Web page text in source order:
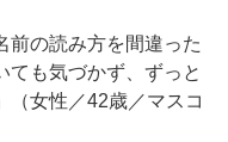
前の読み方を間違った
ても気づかず、ずっと
（女性／42歳／マスコ